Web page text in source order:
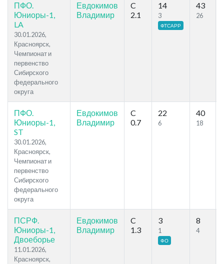
ПФО.
Юниоры-1,
LA
30.01.2026,
Красноярск,
Чемпионат и
первенство
Сибирского
федерального
округа
Евдокимов
Владимир
C
2.1
14
3
ФТСАРР
43
26
ПФО.
Юниоры-1,
ST
30.01.2026,
Красноярск,
Чемпионат и
первенство
Сибирского
федерального
округа
Евдокимов
Владимир
C
0.7
22
6
40
18
ПСРФ.
Юниоры-1,
Двоеборье
11.01.2026,
Красноярск,
Евдокимов
Владимир
C
1.3
3
1
ФО
8
4